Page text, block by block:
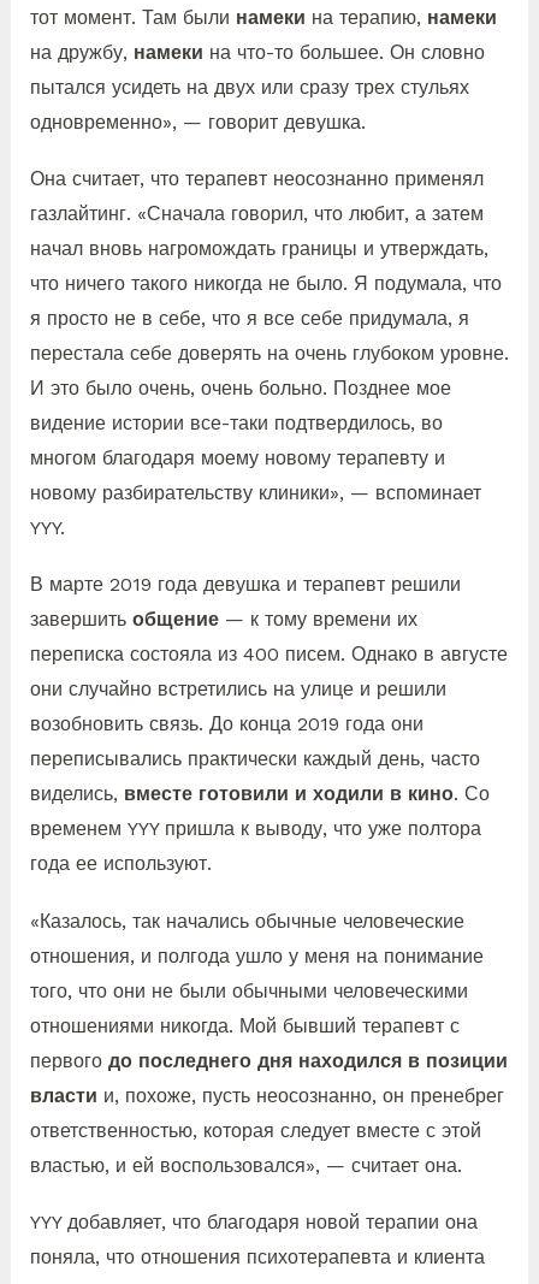
тот момент. Там были намеки на терапию, намеки
на дружбу, намеки на что-то большее. Он словно
пытался усидеть на двух или сразу трех стульях
одновременно», — говорит девушка.
Она считает, что терапевт неосознанно применял
газлайтинг. «Сначала говорил, что любит, а затем
начал вновь нагромождать границы и утверждать,
что ничего такого никогда не было. Я подумала, что
я просто не в себе, что я все себе придумала, я
перестала себе доверять на очень глубоком уровне.
И это было очень, очень больно. Позднее мое
видение истории все-таки подтвердилось, во
многом благодаря моему новому терапевту и
новому разбирательству клиники», — вспоминает
YYY.
В марте 2019 года девушка и терапевт решили
завершить общение— к тому времени их
переписка состояла из 400 писем. Однако в августе
они случайно встретились на улице и решили
возобновить связь. До конца 2019 года они
переписывались практически каждый день, часто
виделись, вместе готовили и ходили в кино. Со
временем YYY пришла к выводу, что уже полтора
года ее используют.
«Казалось, так начались обычные человеческие
отношения, и полгода ушло у меня на понимание
того, что они не были обычными человеческими
отношениями никогда. Мой бывший терапевт с
первого до последнего дня находился в позиции
власти и, похоже, пусть неосознанно, он пренебрег
ответственностью, которая следует вместе с этой
властью, и ей воспользовался», — считает она.
YYY добавляет, что благодаря новой терапии она
поняла, что отношения психотерапевта и клиента